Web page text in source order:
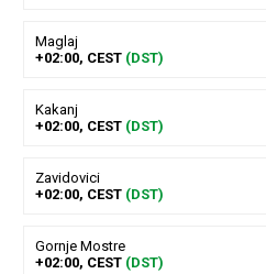
Maglaj
+02:00, CEST (DST)
Kakanj
+02:00, CEST (DST)
Zavidovici
+02:00, CEST (DST)
Gornje Mostre
+02:00, CEST (DST)